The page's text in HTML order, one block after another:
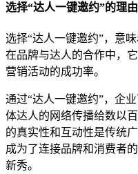
选择“达人一键邀约”的理由
选择“达人一键邀约”，意
在品牌与达人的合作中，
营销活动的成功率。
通过“达人一键邀约”，企
体达人的网络传播给数以
的真实性和互动性是传统
成为了连接品牌和消费者
新秀。